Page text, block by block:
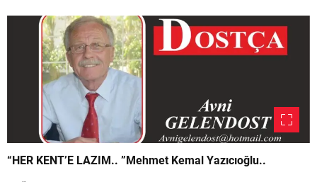
“HER KENT’E LAZIM.. ”Mehmet Kemal Yazıcıoğlu..